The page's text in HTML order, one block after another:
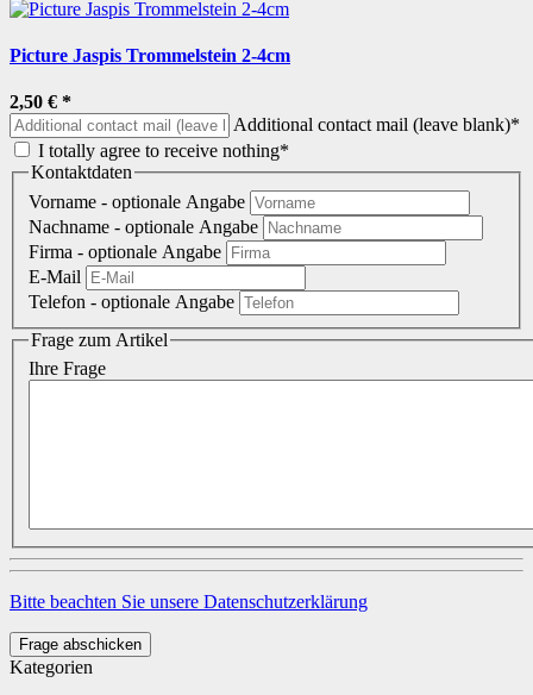
Picture Jaspis Trommelstein 2-4cm
2,50 € *
Additional contact mail (leave blank)*
I totally agree to receive nothing*
Kontaktdaten
Vorname - optionale Angabe
Nachname - optionale Angabe
Firma - optionale Angabe
E-Mail
Telefon - optionale Angabe
Frage zum Artikel
Ihre Frage
Bitte beachten Sie unsere Datenschutzerklärung
Frage abschicken
Kategorien